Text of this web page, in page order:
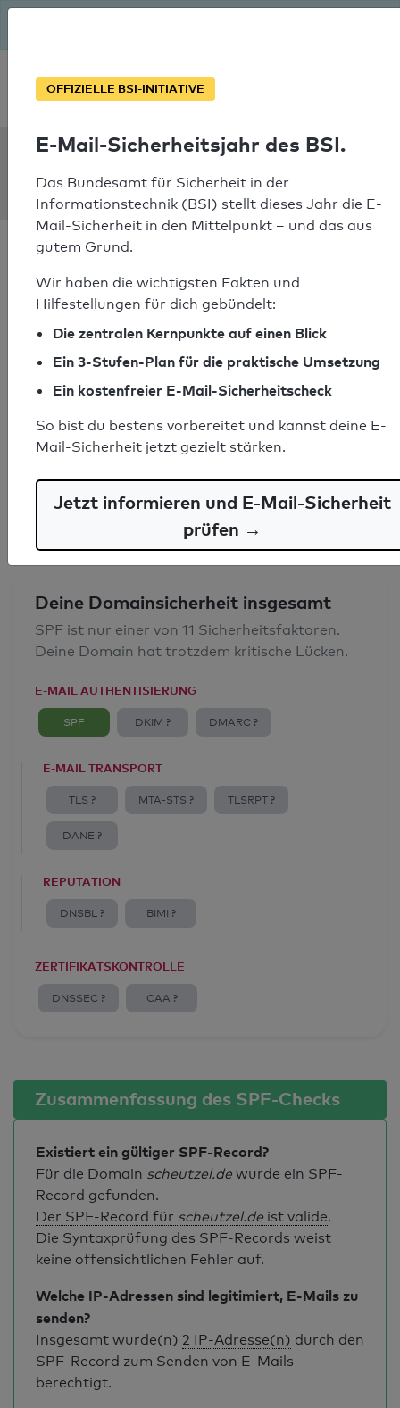
Soforthilfe bei Notfällen
scheutzel.de
SPF-Check bestanden
Ihr SPF-Record Prüfergebnis
Syntaxprüfung: 0 Fehler
E-Mail-Spoofingschutz: Gut
Deine Domainsicherheit insgesamt
SPF ist nur einer von 11 Sicherheitsfaktoren.
Deine Domain hat trotzdem kritische Lücken.
E-MAIL AUTHENTISIERUNG
SPF DKIM ? DMARC ?
E-MAIL TRANSPORT
TLS ? MTA-STS ? TLSRPT ?
DANE ?
REPUTATION
DNSBL ? BIMI ?
ZERTIFIKATSKONTROLLE
DNSSEC ? CAA ?
Zusammenfassung des SPF-Checks
Existiert ein gültiger SPF-Record?
Für die Domain scheutzel.de wurde ein SPF-
Record gefunden.
Der SPF-Record für scheutzel.de ist valide.
Die Syntaxprüfung des SPF-Records weist
keine offensichtlichen Fehler auf.
Welche IP-Adressen sind legitimiert, E-Mails zu
senden?
Insgesamt wurde(n) 2 IP-Adresse(n) durch den
SPF-Record zum Senden von E-Mails
berechtigt.
OFFIZIELLE BSI-INITIATIVE
E-Mail-Sicherheitsjahr des BSI.
Das Bundesamt für Sicherheit in der
Informationstechnik (BSI) stellt dieses Jahr die E-
Mail-Sicherheit in den Mittelpunkt – und das aus
gutem Grund.
Wir haben die wichtigsten Fakten und
Hilfestellungen für dich gebündelt:
Die zentralen Kernpunkte auf einen Blick
Ein 3-Stufen-Plan für die praktische Umsetzung
Ein kostenfreier E-Mail-Sicherheitscheck
So bist du bestens vorbereitet und kannst deine E-
Mail-Sicherheit jetzt gezielt stärken.
Jetzt informieren und E-Mail-Sicherheit
prüfen →